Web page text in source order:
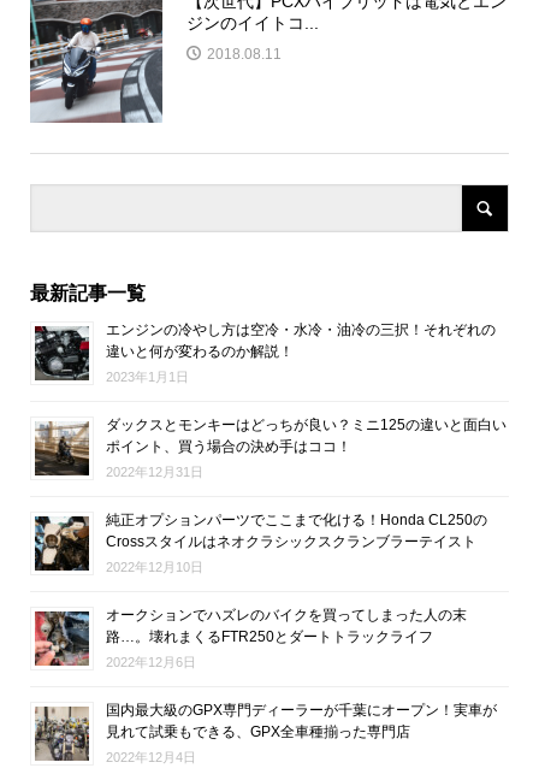
ジンのイイトコ...
2018.08.11
最新記事一覧
エンジンの冷やし方は空冷・水冷・油冷の三択！それぞれの
違いと何が変わるのか解説！
2023年1月1日
ダックスとモンキーはどっちが良い？ミニ125の違いと面白い
ポイント、買う場合の決め手はココ！
2022年12月31日
純正オプションパーツでここまで化ける！Honda CL250の
Crossスタイルはネオクラシックスクランブラーテイスト
2022年12月10日
オークションでハズレのバイクを買ってしまった人の末
路…。壊れまくるFTR250とダートトラックライフ
2022年12月6日
国内最大級のGPX専門ディーラーが千葉にオープン！実車が
見れて試乗もできる、GPX全車種揃った専門店
2022年12月4日